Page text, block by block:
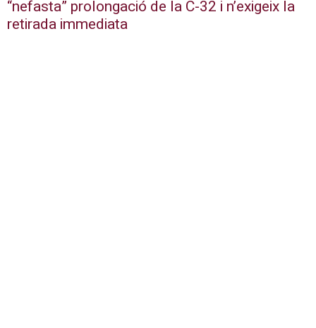
“nefasta” prolongació de la C-32 i n’exigeix la
retirada immediata